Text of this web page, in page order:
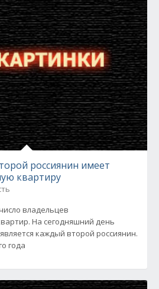
россиянин имеет
квартиру
владельцев
На сегодняшний день
каждый второй россиянин.
года